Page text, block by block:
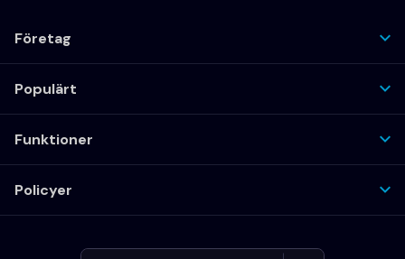
Företag
Populärt
Funktioner
Policyer